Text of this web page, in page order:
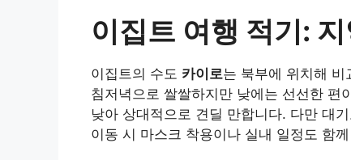
이집트 여행 적기:
이집트의 수도 카이로는 북부에 위치해
침저녁으로 쌀쌀하지만 낮에는 선선한
낮아 상대적으로 견딜 만합니다. 다만 대
이동 시 마스크 착용이나 실내 일정도 함